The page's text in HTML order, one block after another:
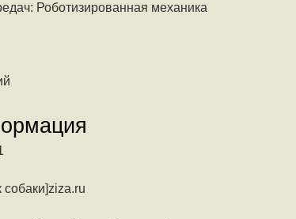
Роботизированная механика
собаки]ziza.ru